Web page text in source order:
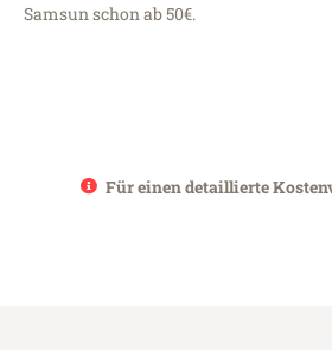
Samsun schon ab 50€.
Für einen detaillierte